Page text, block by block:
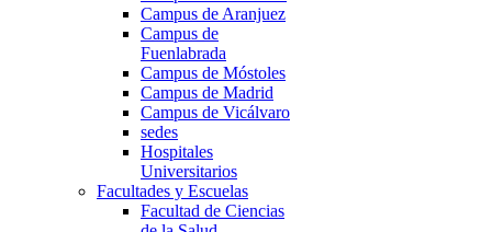
Campus de Aranjuez
Campus de
Fuenlabrada
Campus de Móstoles
Campus de Madrid
Campus de Vicálvaro
sedes
Hospitales
Universitarios
Facultades y Escuelas
Facultad de Ciencias